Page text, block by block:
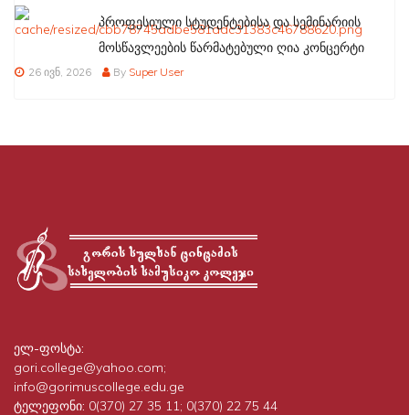
პროფესიული სტუდენტებისა და სემინარიის
მოსწავლეების წარმატებული ღია კონცერტი
26 ივნ, 2026 By Super User
ელ-ფოსტა:
gori.college@yahoo.com;
info@gorimuscollege.edu.ge
ტელეფონი: 0(370) 27 35 11; 0(370) 22 75 44